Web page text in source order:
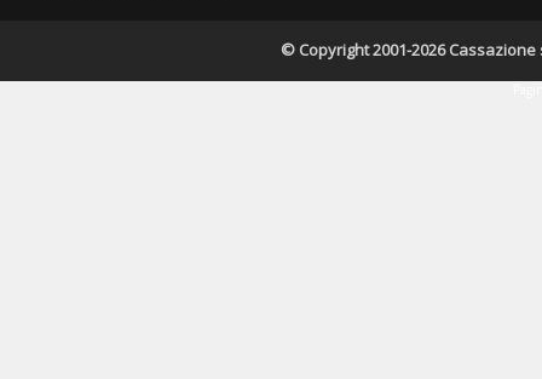
© Copyright 2001-2026 Cassazione